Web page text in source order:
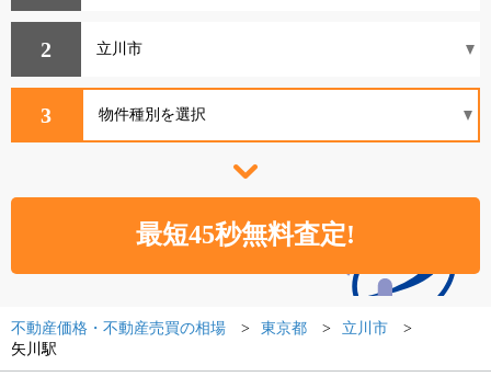
2
3
不動産価格・不動産売買の相場 東京都
立川市
矢川駅